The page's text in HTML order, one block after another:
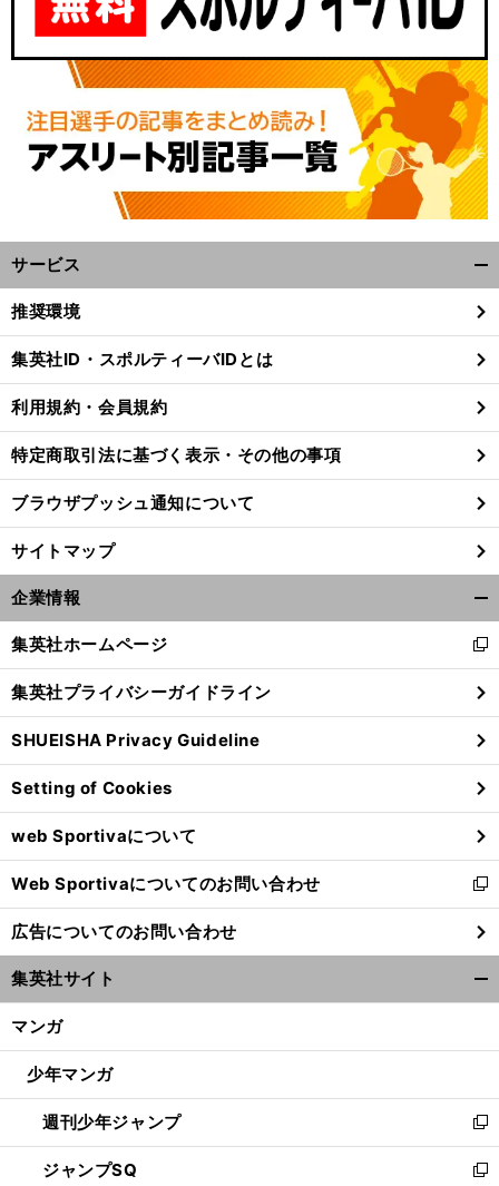
サービス
閉
る
推奨環境
集英社ID・スポルティーバIDとは
利用規約・会員規約
特定商取引法に基づく表示・その他の事項
ブラウザプッシュ通知について
サイトマップ
企業情報
閉
る
集英社ホームページ
新
し
い
ウ
ィ
ン
ド
ウ
で
開
く
集英社プライバシーガイドライン
SHUEISHA Privacy Guideline
Setting of Cookies
web Sportivaについて
Web Sportivaについてのお問い合わせ
新
し
い
ウ
ィ
ン
ウ
開
く
広告についてのお問い合わせ
集英社サイト
マンガ
少年マンガ
週刊少年ジャンプ
新
し
い
ジャンプSQ
新